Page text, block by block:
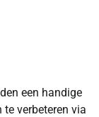
een handige
verbeteren via